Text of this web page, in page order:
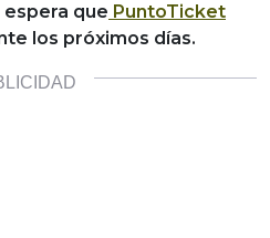
que PuntoTicket
los próximos días.